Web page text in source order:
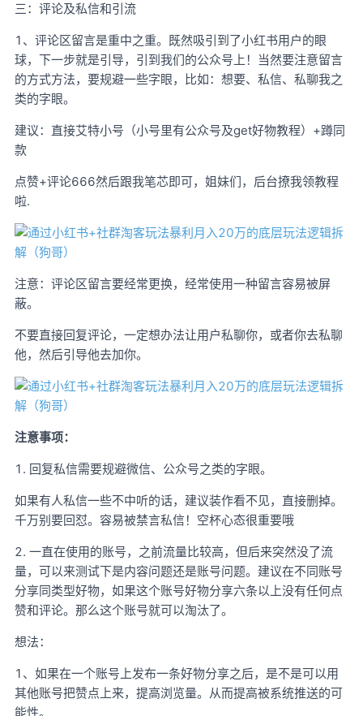
三：评论及私信和引流
1、评论区留言是重中之重。既然吸引到了小红书用户的眼
球，下一步就是引导，引到我们的公众号上！当然要注意留言
的方式方法，要规避一些字眼，比如：想要、私信、私聊我之
类的字眼。
建议：直接艾特小号（小号里有公众号及get好物教程）+蹲同
款
点赞+评论666然后跟我笔芯即可，姐妹们，后台撩我领教程
啦.
注意：评论区留言要经常更换，经常使用一种留言容易被屏
蔽。
不要直接回复评论，一定想办法让用户私聊你，或者你去私聊
他，然后引导他去加你。
注意事项：
1. 回复私信需要规避微信、公众号之类的字眼。
如果有人私信一些不中听的话，建议装作看不见，直接删掉。
千万别要回怼。容易被禁言私信！空杯心态很重要哦
2. 一直在使用的账号，之前流量比较高，但后来突然没了流
量，可以来测试下是内容问题还是账号问题。建议在不同账号
分享同类型好物，如果这个账号好物分享六条以上没有任何点
赞和评论。那么这个账号就可以淘汰了。
想法：
1、如果在一个账号上发布一条好物分享之后，是不是可以用
其他账号把赞点上来，提高浏览量。从而提高被系统推送的可
能性。